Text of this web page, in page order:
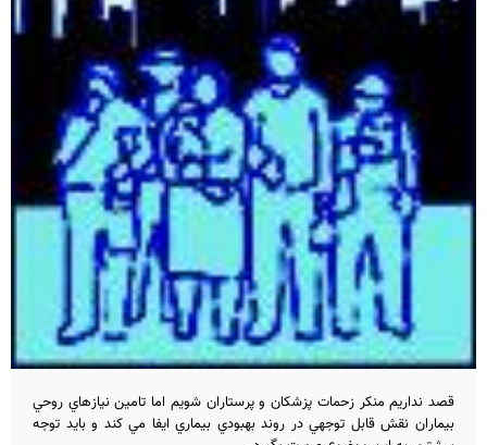
قصد نداريم منكر زحمات پزشكان و پرستاران شويم اما تامين نيازهاي روحي
بيماران نقش قابل توجهي در روند بهبودي بيماري ايفا مي كند و بايد توجه